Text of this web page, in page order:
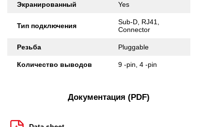
Экранированный Yes
Тип подключения
Sub-D, RJ41,
Connector
Резьба Pluggable
Количество выводов 9 -pin, 4 -pin
Документация (PDF)